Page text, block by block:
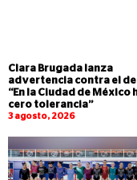
Clara Brugada lanza
advertencia contra el
“En la Ciudad de México
cero tolerancia”
3 agosto, 2026